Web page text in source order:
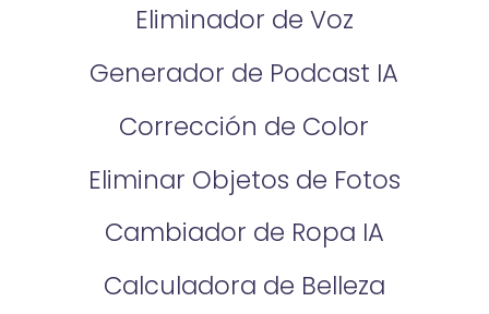
Eliminador de Voz
Generador de Podcast IA
Corrección de Color
Eliminar Objetos de Fotos
Cambiador de Ropa IA
Calculadora de Belleza